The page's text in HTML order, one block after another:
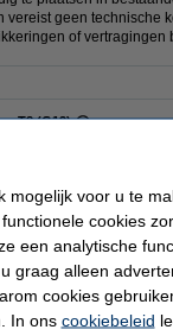
geen technische
of
T8 (G13)
mogelijk voor u te
cookies
een analytische
graag alleen
cookies
In ons cookiebeleid